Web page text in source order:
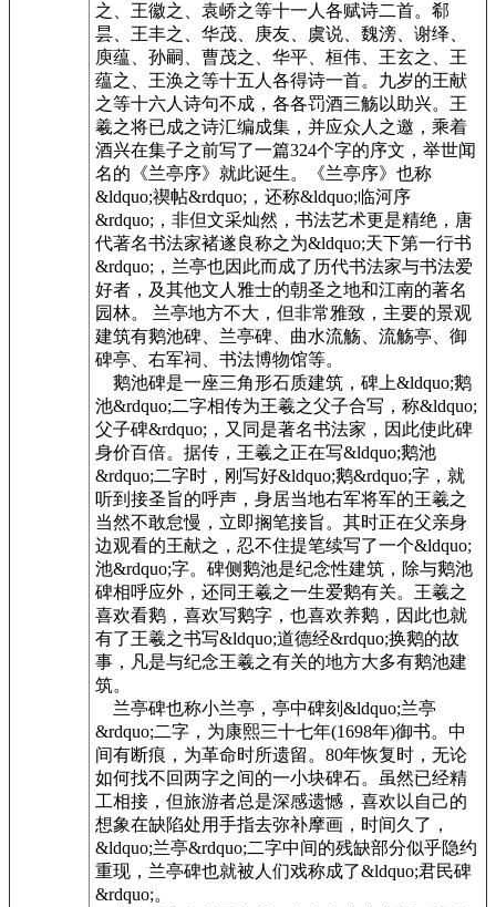
之、王徽之、袁峤之等十一人各赋诗二首。郗
昙、王丰之、华茂、庚友、虞说、魏滂、谢绎、
庾蕴、孙嗣、曹茂之、华平、桓伟、王玄之、王
蕴之、王涣之等十五人各得诗一首。九岁的王献
之等十六人诗句不成，各各罚酒三觞以助兴。王
羲之将已成之诗汇编成集，并应众人之邀，乘着
酒兴在集子之前写了一篇324个字的序文，举世闻
名的《兰亭序》就此诞生。《兰亭序》也称
&ldquo;禊帖&rdquo;，还称&ldquo;临河序
&rdquo;，非但文采灿然，书法艺术更是精绝，唐
代著名书法家褚遂良称之为&ldquo;天下第一行书
&rdquo;，兰亭也因此而成了历代书法家与书法爱
好者，及其他文人雅士的朝圣之地和江南的著名
园林。 兰亭地方不大，但非常雅致，主要的景观
建筑有鹅池碑、兰亭碑、曲水流觞、流觞亭、御
碑亭、右军祠、书法博物馆等。
鹅池碑是一座三角形石质建筑，碑上&ldquo;鹅
池&rdquo;二字相传为王羲之父子合写，称&ldquo;
父子碑&rdquo;，又同是著名书法家，因此使此碑
身价百倍。据传，王羲之正在写&ldquo;鹅池
&rdquo;二字时，刚写好&ldquo;鹅&rdquo;字，就
听到接圣旨的呼声，身居当地右军将军的王羲之
当然不敢怠慢，立即搁笔接旨。其时正在父亲身
边观看的王献之，忍不住提笔续写了一个&ldquo;
池&rdquo;字。碑侧鹅池是纪念性建筑，除与鹅池
碑相呼应外，还同王羲之一生爱鹅有关。王羲之
喜欢看鹅，喜欢写鹅字，也喜欢养鹅，因此也就
有了王羲之书写&ldquo;道德经&rdquo;换鹅的故
事，凡是与纪念王羲之有关的地方大多有鹅池建
筑。
兰亭碑也称小兰亭，亭中碑刻&ldquo;兰亭
&rdquo;二字，为康熙三十七年(1698年)御书。中
间有断痕，为革命时所遗留。80年恢复时，无论
如何找不回两字之间的一小块碑石。虽然已经精
工相接，但旅游者总是深感遗憾，喜欢以自己的
想象在缺陷处用手指去弥补摩画，时间久了，
&ldquo;兰亭&rdquo;二字中间的残缺部分似乎隐约
重现，兰亭碑也就被人们戏称成了&ldquo;君民碑
&rdquo;。